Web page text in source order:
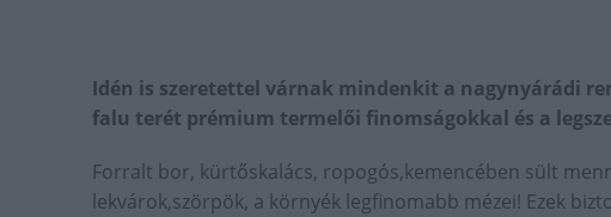
Idén is szeretettel várnak mindenkit a nagynyárádi
falu terét prémium termelői finomságokkal és a
Forralt bor, kürtőskalács, ropogós,kemencében sült
lekvárok,szörpök, a környék legfinomabb mézei! Ezek